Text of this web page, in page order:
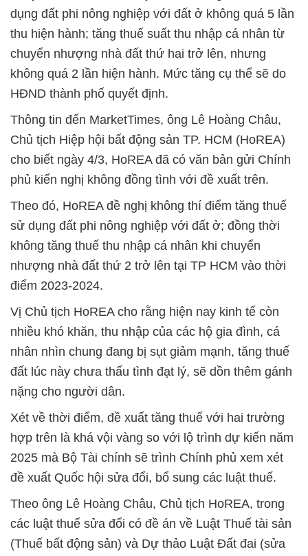
dụng đất phi nông nghiệp với đất ở không quá 5 lần
thu hiện hành; tăng thuế suất thu nhập cá nhân từ
chuyển nhượng nhà đất thứ hai trở lên, nhưng
không quá 2 lần hiện hành. Mức tăng cụ thể sẽ do
HĐND thành phố quyết định.
Thông tin đến MarketTimes, ông Lê Hoàng Châu,
Chủ tịch Hiệp hội bất động sản TP. HCM (HoREA)
cho biết ngày 4/3, HoREA đã có văn bản gửi Chính
phủ kiến nghị không đồng tình với đề xuất trên.
Theo đó, HoREA đề nghị không thí điểm tăng thuế
sử dụng đất phi nông nghiệp với đất ở; đồng thời
không tăng thuế thu nhập cá nhân khi chuyển
nhượng nhà đất thứ 2 trở lên tại TP HCM vào thời
điểm 2023-2024.
Vị Chủ tịch HoREA cho rằng hiện nay kinh tế còn
nhiều khó khăn, thu nhập của các hộ gia đình, cá
nhân nhìn chung đang bị sụt giảm mạnh, tăng thuế
đất lúc này chưa thấu tình đạt lý, sẽ dồn thêm gánh
nặng cho người dân.
Xét về thời điểm, đề xuất tăng thuế với hai trường
hợp trên là khá vội vàng so với lộ trình dự kiến năm
2025 mà Bộ Tài chính sẽ trình Chính phủ xem xét
đề xuất Quốc hội sửa đổi, bổ sung các luật thuế.
Theo ông Lê Hoàng Châu, Chủ tịch HoREA, trong
các luật thuế sửa đổi có đề án về Luật Thuế tài sản
(Thuế bất động sản) và Dự thảo Luật Đất đai (sửa